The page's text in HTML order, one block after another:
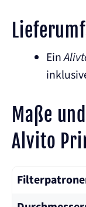
Ein
Maße
Alvito